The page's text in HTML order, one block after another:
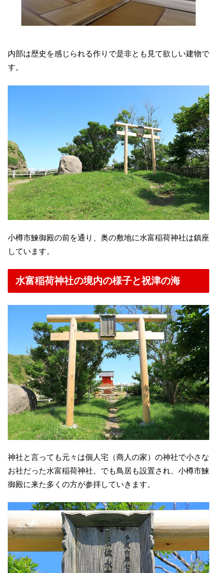
内部は歴史を感じられる作りで是非とも見て欲しい建物で
す。
小樽市鰊御殿の前を通り、奥の敷地に水富稲荷神社は鎮座
しています。
水富稲荷神社の境内の様子と祝津の海
神社と言っても元々は個人宅（商人の家）の神社で小さな
お社だった水富稲荷神社、でも鳥居も設置され、小樽市鰊
御殿に来た多くの方が参拝していきます。